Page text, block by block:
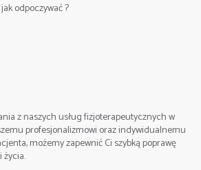
odpoczywać ?
z naszych usług fizjoterapeutycznych w
profesjonalizmowi oraz indywidualnemu
możemy zapewnić Ci szybką poprawę
życia.